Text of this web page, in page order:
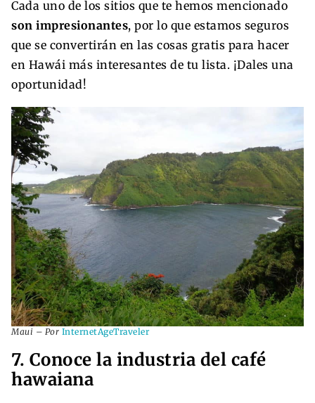
Cada uno de los sitios que te hemos mencionado
son impresionantes, por lo que estamos seguros
que se convertirán en las cosas gratis para hacer
en Hawái más interesantes de tu lista. ¡Dales una
oportunidad!
Maui – Por InternetAgeTraveler
7. Conoce la industria del café
hawaiana